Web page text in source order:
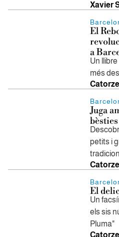
Xavier
El
a
Un
més
Catorze
Juga
petits i
Catorze
El
Un
els sis
Pluma"
Catorze